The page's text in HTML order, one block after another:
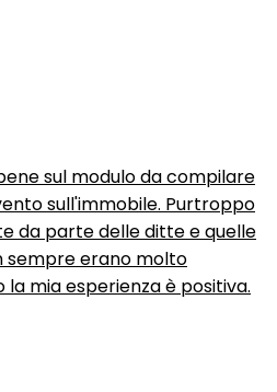
sul modulo da compilare
sull'immobile. Purtroppo
da parte delle ditte e quelle
sempre erano molto
la mia esperienza è positiva.